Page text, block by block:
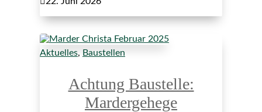
Aktuelles, Baustellen
Achtung Baustelle:
Mardergehege